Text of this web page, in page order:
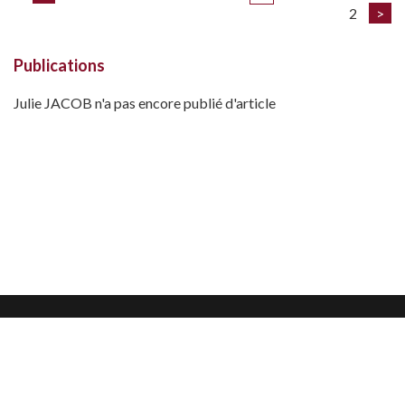
2
>
Publications
Julie JACOB n'a pas encore publié d'article
Mentions légales